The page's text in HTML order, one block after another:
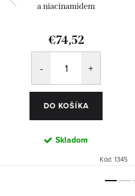
a niacinamidem
€74,52
DO KOŠÍKA
Skladom
Kód: 1345